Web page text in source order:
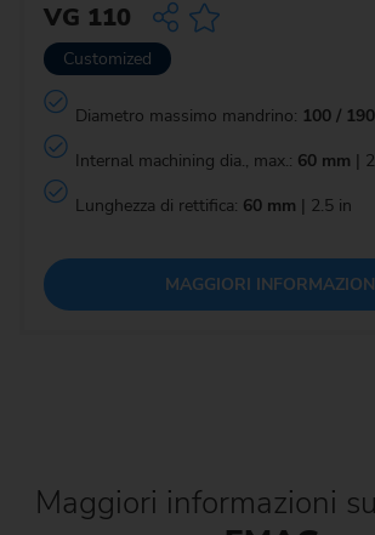
VG 110
Customized
Diametro massimo mandrino: 100 /
Internal machining dia., max.: 60 mm |
Lunghezza di rettifica: 60 mm | 2.5 in
MAGGIORI
Maggiori informazioni